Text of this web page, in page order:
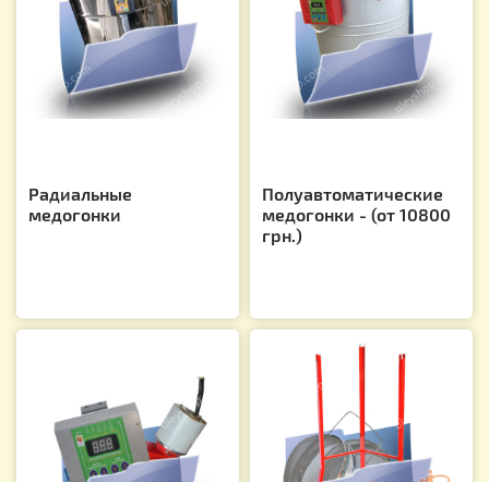
Радиальные
медогонки
Полуавтоматические
медогонки - (от 10800
грн.)